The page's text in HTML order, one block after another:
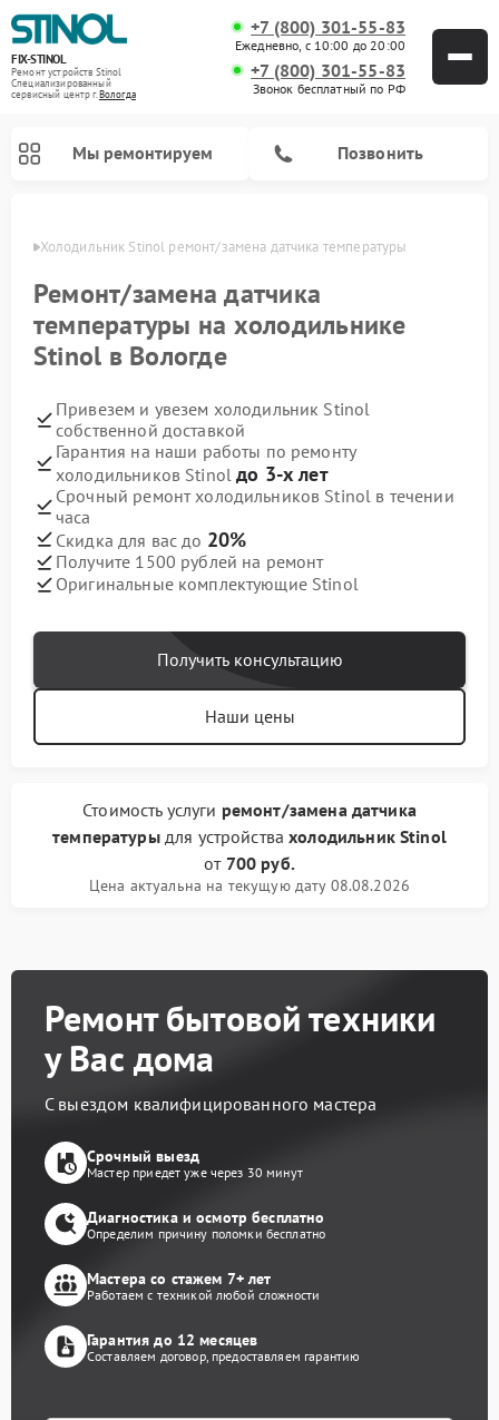
FIX-STINOL
Ремонт устройств Stinol
Специализированный
cервисный центр г.Вологда
+7 (800) 301-55-83
Ежедневно, с 10:00 до 20:00
+7 (800) 301-55-83
Звонок бесплатный по РФ
Мы ремонтируем Позвонить
Холодильник Stinol ремонт/замена датчика температуры
Ремонт/замена датчика
температуры на холодильнике
Stinol в Вологде
Привезем и увезем холодильник Stinol
собственной доставкой
Гарантия на наши работы по ремонту
холодильников Stinolдо 3-х лет
Срочный ремонт холодильников Stinol в течении
часа
Скидка для вас до 20%
Получите 1500 рублей на ремонт
Оригинальные комплектующие Stinol
Получить консультацию
Наши цены
Стоимость услуги ремонт/замена датчика
температурыдля устройствахолодильник Stinol
от 700 руб.
Цена актуальна на текущую дату 08.08.2026
Ремонт бытовой техники
у Вас дома
С выездом квалифицированного мастера
Срочный выезд
Мастер приедет уже через 30 минут
Диагностика и осмотр бесплатно
Определим причину поломки бесплатно
Мастера со стажем 7+ лет
Работаем с техникой любой сложности
Гарантия до 12 месяцев
Составляем договор, предоставляем гарантию